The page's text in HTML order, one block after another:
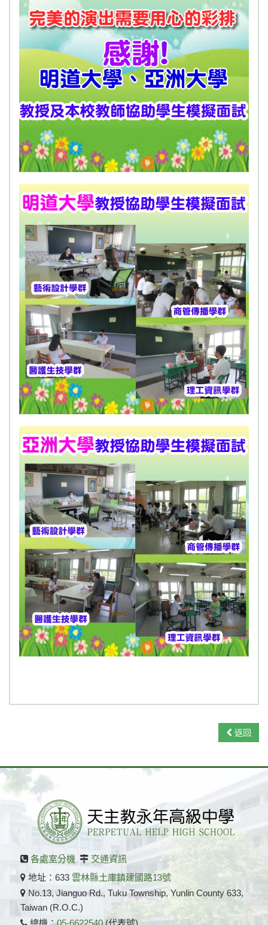
110年國三教育會考
110學年度下學期 宗輔系列活動
114學年度母親節祈福禮
114學年度國三畢業旅行
111學年度開學祈福禮
龍年新春團拜
110學年上學期國中生涯探索相關活動紀實
110學年至聖先師畫像比賽
家庭教育主題教學活動
110年12月19日舉辦永年盃國小學藝競試
110學年家庭教育教師研習
2021四旬期&復活節活動
考前祈福禮
恭賀!!!永年中學110年國中會考成績亮麗!!
110學年度高三成長營
110學年度高三成年加冠禮
110年度全國中等運動會「吉祥物主題曲比舞競
賽」 比賽辦法
返回
各處室分機
交通資訊
地址：633 雲林縣土庫鎮建國路13號
No.13, Jianguo Rd., Tuku Township, Yunlin County 633,
Taiwan (R.O.C.)
總機：05-6622540(代表號)